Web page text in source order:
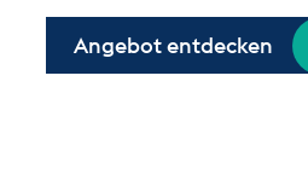
Angebot entdecken